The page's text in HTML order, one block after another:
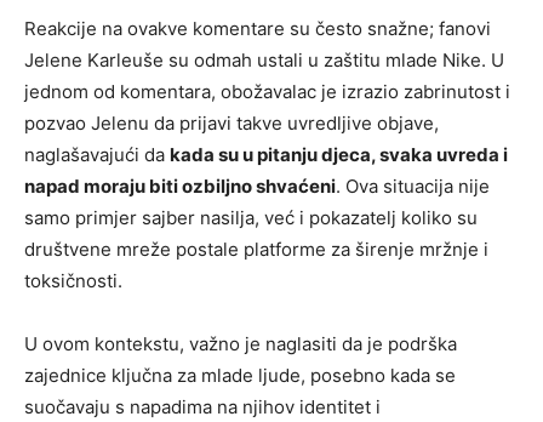
Reakcije na ovakve komentare su često snažne; fanovi
Jelene Karleuše su odmah ustali u zaštitu mlade Nike. U
jednom od komentara, obožavalac je izrazio zabrinutost i
pozvao Jelenu da prijavi takve uvredljive objave,
naglašavajući da kada su u pitanju djeca, svaka uvreda i
napad moraju biti ozbiljno shvaćeni. Ova situacija nije
samo primjer sajber nasilja, već i pokazatelj koliko su
društvene mreže postale platforme za širenje mržnje i
toksičnosti.
U ovom kontekstu, važno je naglasiti da je podrška
zajednice ključna za mlade ljude, posebno kada se
suočavaju s napadima na njihov identitet i